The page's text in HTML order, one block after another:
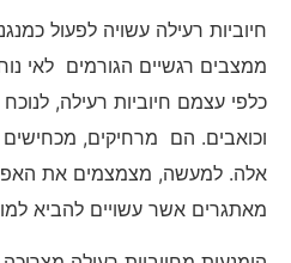
חיוביות רעילה עשויה לפעול
ממצבים רגשיים הגורמים לאי
כלפי עצמם חיוביות רעילה, לנוכח
וכואבים. הם מרחיקים,
אלה. למעשה, מצמצמים את
מאתגרים אשר עשויים להביא